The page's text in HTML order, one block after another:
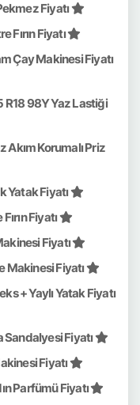
Fiyatı
Fırın Fiyatı
Çay Makinesi Fiyatı
98Y Yaz Lastiği
Korumalı Priz
Yatak Fiyatı
Fiyatı
Fiyatı
Makinesi Fiyatı
+ Yaylı Yatak Fiyatı
Sandalyesi Fiyatı
Fiyatı
Parfümü Fiyatı